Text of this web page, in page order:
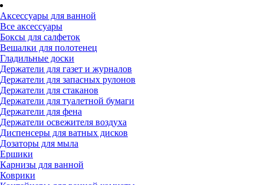
Аксессуары для ванной
Все аксессуары
Боксы для салфеток
Вешалки для полотенец
Гладильные доски
Держатели для газет и журналов
Держатели для запасных рулонов
Держатели для стаканов
Держатели для туалетной бумаги
Держатели для фена
Держатели освежителя воздуха
Диспенсеры для ватных дисков
Дозаторы для мыла
Ершики
Карнизы для ванной
Коврики